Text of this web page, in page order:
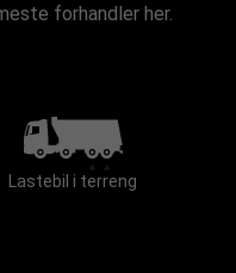
forhandler her.
Lastebil i terreng